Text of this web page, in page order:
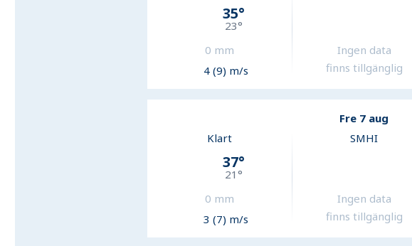
35°
23°
0 mm
4 (9) m/s
Ingen data
finns tillgänglig
Fre 7 aug
Klart
37°
21 °
0 mm
3 (7) m/s
SMHI
Ingen data
finns tillgänglig